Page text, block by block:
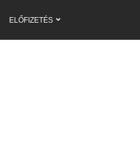
ELŐFIZETÉS